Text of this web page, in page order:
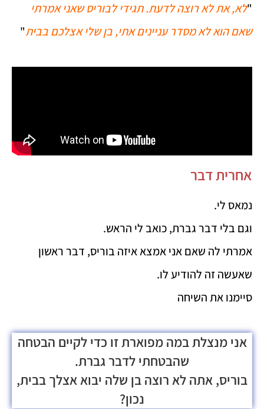
"לא, את לא רוצה לדעת. תגידי לבוריס שאני אמרתי
שאם הוא לא מסדר עניינים אתי, בן שלי אצלכם בבית"
אחרית דבר
נמאס לי.
וגם בלי דבר גברת, כואב לי הראש.
אמרתי לה שאם אני אמצא איזה בוריס, דבר ראשון
שאעשה זה להודיע לו.
סיימנו את השיחה
אני מנצלת במה מפוארת זו כדי לקיים הבטחה
שהבטחתי לדבר גברת.
בוריס, אתה לא רוצה בן שלה יבוא אצלך בבית,
נכון?